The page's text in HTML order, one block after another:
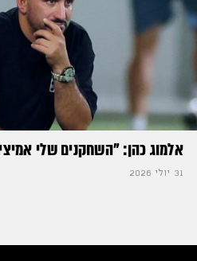
אלמוג כהן: "השחקנים שלי
31 יולי 2026